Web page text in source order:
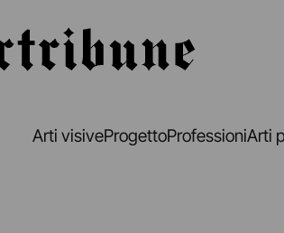
Arti visiveProgettoProfessioniArti